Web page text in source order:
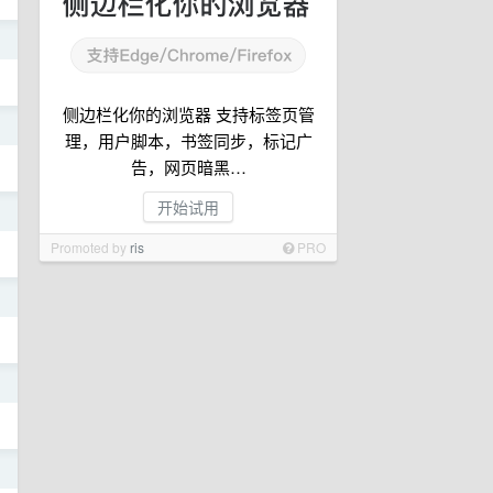
侧边栏化你的浏览器 支持标签页管
理，用户脚本，书签同步，标记广
告，网页暗黑…
开始试用
Promoted by ris PRO